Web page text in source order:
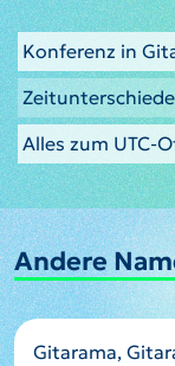
Konferenz in
Alles zum UTC-
Andere
Gitarama,